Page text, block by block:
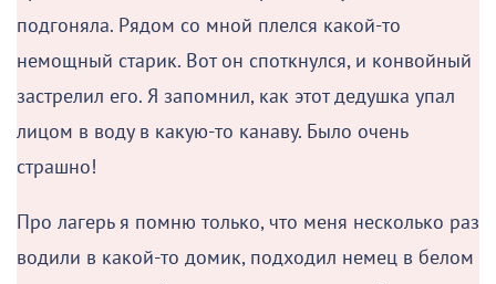
людей фрицы собрали на «Каботажке». Оттуда нас,
новороссийцев, везли баржами в Крым, высадили в
Керчи. До лагеря еще долго шли через степь. Я был
слабенький, отставал от мамы со старшим
братиком. Мама меня все время испуганно
немощный старик. Вот он споткнулся, и конвойный
застрелил его. Я запомнил, как этот дедушка упал